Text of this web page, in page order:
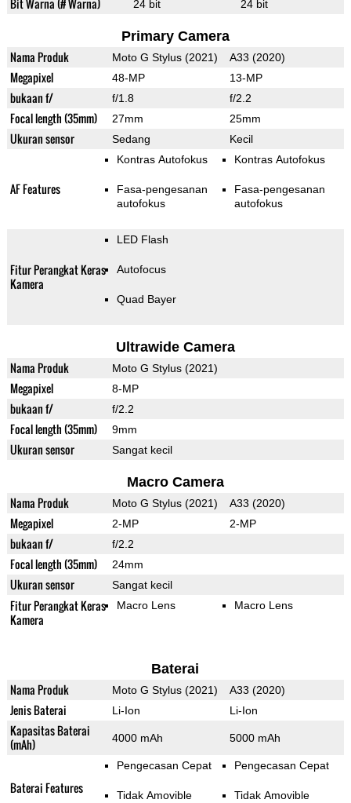
Bit Warna (# Warna) 24 bit 24 bit
Primary Camera
Nama Produk Moto G Stylus (2021) A33 (2020)
Megapixel 48-MP 13-MP
bukaan f/ f/1.8 f/2.2
Focal length (35mm) 27mm 25mm
Ukuran sensor Sedang Kecil
AF Features
Kontras Autofokus
Fasa-pengesanan
autofokus
Kontras Autofokus
Fasa-pengesanan
autofokus
Fitur Perangkat Keras
Kamera
LED Flash
Autofocus
Quad Bayer
Ultrawide Camera
Nama Produk Moto G Stylus (2021)
Megapixel 8-MP
bukaan f/ f/2.2
Focal length (35mm) 9mm
Ukuran sensor Sangat kecil
Macro Camera
Nama Produk Moto G Stylus (2021) A33 (2020)
Megapixel 2-MP 2-MP
bukaan f/ f/2.2
Focal length (35mm) 24mm
Ukuran sensor Sangat kecil
Fitur Perangkat Keras
Kamera
Macro Lens Macro Lens
Baterai
Nama Produk Moto G Stylus (2021) A33 (2020)
Jenis Baterai Li-Ion Li-Ion
Kapasitas Baterai
(mAh)
4000 mAh 5000 mAh
Baterai Features
Pengecasan Cepat
Tidak Amovible
Pengecasan Cepat
Tidak Amovible